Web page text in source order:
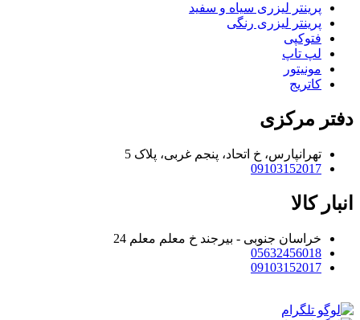
پرینتر لیزری سیاه و سفید
پرینتر لیزری رنگی
فتوکپی
لپ تاپ
مونیتور
کاتریج
دفتر مرکزی
تهرانپارس، خ اتحاد، پنجم غربی، پلاک 5
09103152017
انبار کالا
خراسان جنوبی - بیرجند خ معلم معلم 24
05632456018
09103152017